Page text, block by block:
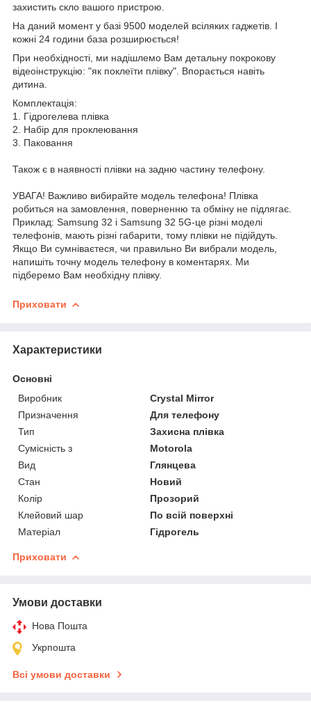
захистить скло вашого пристрою.
На даний момент у базі 9500 моделей всіляких гаджетів. І
кожні 24 години база розширюється!
При необхідності, ми надішлемо Вам детальну покрокову
відеоінструкцію: "як поклеїти плівку". Впорається навіть
дитина.
Комплектація:
1. Гідрогелева плівка
2. Набір для проклеювання
3. Паковання
Також є в наявності плівки на задню частину телефону.
УВАГА! Важливо вибирайте модель телефона! Плівка
робиться на замовлення, поверненню та обміну не підлягає.
Приклад: Samsung 32 і Samsung 32 5G-це різні моделі
телефонів, мають різні габарити, тому плівки не підійдуть.
Якщо Ви сумніваєтеся, чи правильно Ви вибрали модель,
напишіть точну модель телефону в коментарях. Ми
підберемо Вам необхідну плівку.
Приховати
Характеристики
Основні
Виробник
Crystal Mirror
Призначення
Для телефону
Тип
Захисна плівка
Сумісність з
Motorola
Вид
Глянцева
Стан
Новий
Колір
Прозорий
Клейовий шар
По всій поверхні
Матеріал
Гідрогель
Приховати
Умови доставки
Нова Пошта
Укрпошта
Всі умови доставки